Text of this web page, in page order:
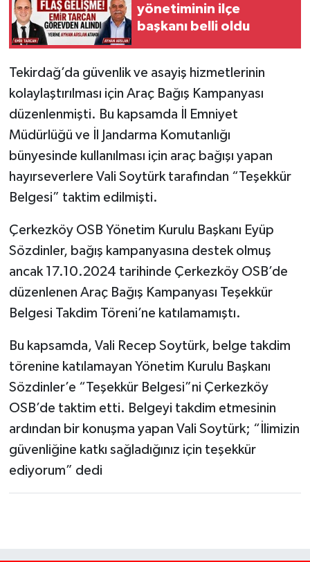
yönetiminin ilçe
başkanı belli oldu
Tekirdağ’da güvenlik ve asayiş hizmetlerinin
kolaylaştırılması için Araç Bağış Kampanyası
düzenlenmişti. Bu kapsamda İl Emniyet
Müdürlüğü ve İl Jandarma Komutanlığı
bünyesinde kullanılması için araç bağışı yapan
hayırseverlere Vali Soytürk tarafından “Teşekkür
Belgesi” taktim edilmişti.
Çerkezköy OSB Yönetim Kurulu Başkanı Eyüp
Sözdinler, bağış kampanyasına destek olmuş
ancak 17.10.2024 tarihinde Çerkezköy OSB’de
düzenlenen Araç Bağış Kampanyası Teşekkür
Belgesi Takdim Töreni’ne katılamamıştı.
Bu kapsamda, Vali Recep Soytürk, belge takdim
törenine katılamayan Yönetim Kurulu Başkanı
Sözdinler’e “Teşekkür Belgesi”ni Çerkezköy
OSB’de taktim etti. Belgeyi takdim etmesinin
ardından bir konuşma yapan Vali Soytürk; “İlimizin
güvenliğine katkı sağladığınız için teşekkür
ediyorum” dedi